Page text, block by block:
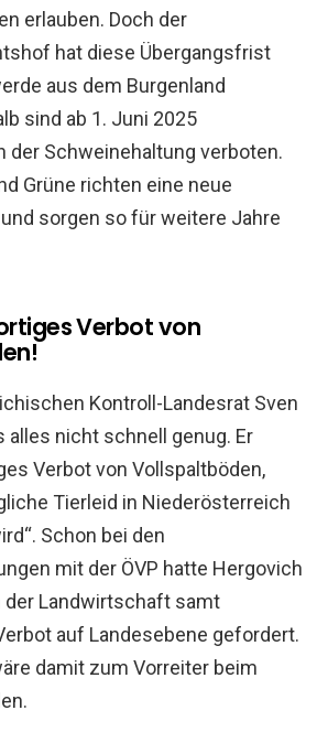
erlauben. Doch der
hat diese Übergangsfrist
aus dem Burgenland
sind ab 1. Juni 2025
der Schweinehaltung verboten.
Grüne richten eine neue
sorgen so für weitere Jahre
Verbot von
Kontroll-Landesrat Sven
alles nicht schnell genug. Er
Verbot von Vollspaltböden,
Tierleid in Niederösterreich
Schon bei den
mit der ÖVP hatte Hergovich
Landwirtschaft samt
auf Landesebene gefordert.
damit zum Vorreiter beim